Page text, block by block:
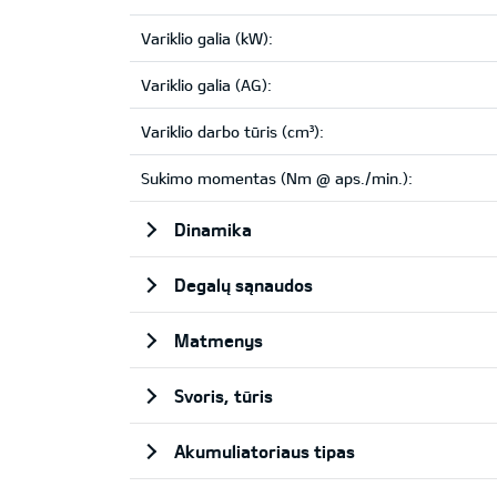
Variklio galia (kW):
Variklio galia (AG):
Variklio darbo tūris (cm³):
Sukimo momentas (Nm @ aps./min.):
Dinamika
Degalų sąnaudos
Matmenys
Svoris, tūris
Akumuliatoriaus tipas